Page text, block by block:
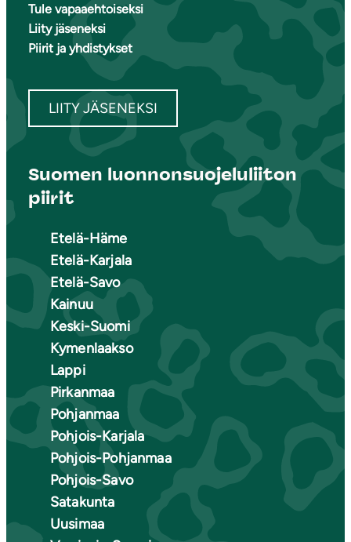
Tule vapaaehtoiseksi
Liity jäseneksi
Piirit ja yhdistykset
LIITY JÄSENEKSI
Suomen luonnonsuojeluliiton
piirit
Etelä-Häme
Etelä-Karjala
Etelä-Savo
Kainuu
Keski-Suomi
Kymenlaakso
Lappi
Pirkanmaa
Pohjanmaa
Pohjois-Karjala
Pohjois-Pohjanmaa
Pohjois-Savo
Satakunta
Uusimaa